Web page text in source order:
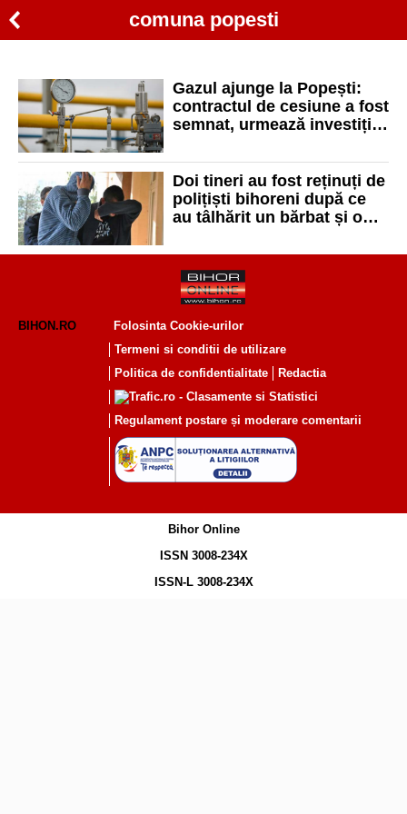
comuna popesti
Gazul ajunge la Popești:
contractul de cesiune a fost
semnat, urmează investiții
Doi tineri au fost reținuți de
polițiști bihoreni după ce
au tâlhărit un bărbat și o
BIHON.RO
Folosinta Cookie-urilor
Termeni si conditii de utilizare
Politica de confidentialitate
Redactia
Regulament postare și moderare comentarii
Bihor Online
ISSN 3008-234X
ISSN-L 3008-234X